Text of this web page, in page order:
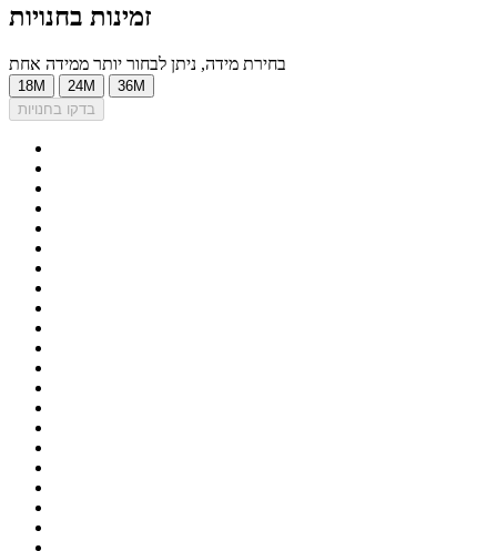
זמינות בחנויות
בחירת מידה, ניתן לבחור יותר ממידה אחת
18M 24M
36M
בדקו בחנויות